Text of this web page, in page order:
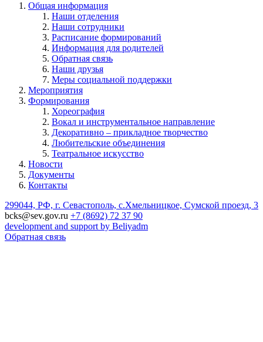
Общая информация
Наши отделения
Наши сотрудники
Расписание формирований
Информация для родителей
Обратная связь
Наши друзья
Меры социальной поддержки
Мероприятия
Формирования
Хореография
Вокал и инструментальное направление
Декоративно – прикладное творчество
Любительские объединения
Театральное искусство
Новости
Документы
Контакты
299044, РФ, г. Севастополь, с.Хмельницкое, Сумской проезд, 3
bcks@sev.gov.ru +7 (8692) 72 37 90
development and support by Beliyadm
Обратная связь